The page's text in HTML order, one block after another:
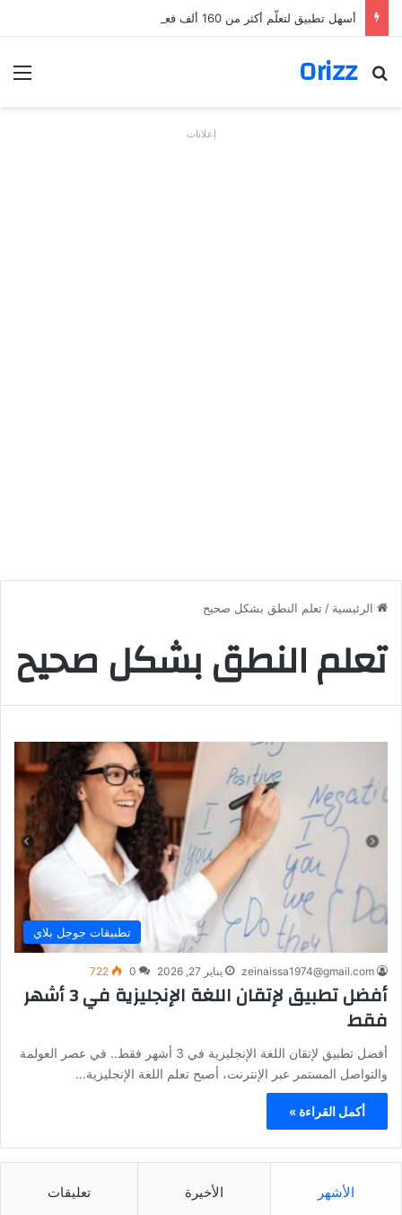
أسهل تطبيق لتعلّم أكثر من 160 ألف فعل بالألمانية
Orizz
بحث عن
إعلانات
الرئيسية / تعلم النطق بشكل صحيح
تعلم النطق بشكل صحيح
تطبيقات جوجل بلاي
zeinaissa1974@gmail.com يناير 27, 2026 0
722
أفضل تطبيق لإتقان اللغة الإنجليزية في 3 أشهر
فقط
أفضل تطبيق لإتقان اللغة الإنجليزية في 3 أشهر فقط.. في عصر العولمة
والتواصل المستمر عبر الإنترنت، أصبح تعلم اللغة الإنجليزية…
أكمل القراءة »
الأشهر الأخيرة تعليقات